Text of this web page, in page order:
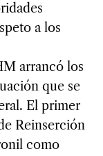
a los
arrancó los
que se
El primer
Reinserción
como